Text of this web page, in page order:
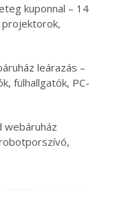
kuponnal – 14
projektorok,
leárazás –
fülhallgatók, PC-
webáruház